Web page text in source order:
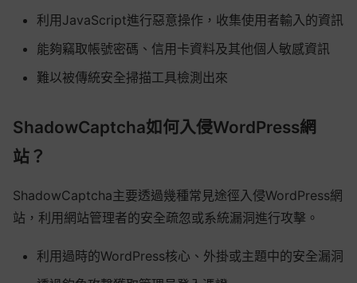
利用JavaScript進行惡意操作，收集使用者輸入的資訊
能夠竊取帳號密碼、信用卡資料及其他個人敏感資訊
難以被傳統安全掃描工具檢測出來
ShadowCaptcha如何入侵WordPress網
站？
ShadowCaptcha主要透過幾種常見途徑入侵WordPress網
站，利用網站管理者的安全疏忽或系統漏洞進行攻擊。
利用過時的WordPress核心、外掛或主題中的安全漏洞